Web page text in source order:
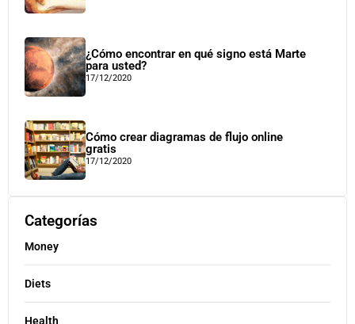
¿Cómo encontrar en qué signo está Marte
para usted?
17/12/2020
Cómo crear diagramas de flujo online
gratis
17/12/2020
Categorías
Money
Diets
Health